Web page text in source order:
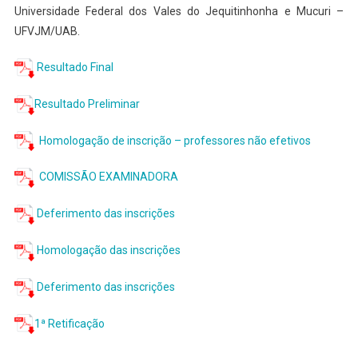
Universidade Federal dos Vales do Jequitinhonha e Mucuri –
UFVJM/UAB.
Resultado Final
Resultado Preliminar
Homologação de inscrição – professores não efetivos
COMISSÃO EXAMINADORA
Deferimento das inscrições
Homologação das inscrições
Deferimento das inscrições
1ª Retificação